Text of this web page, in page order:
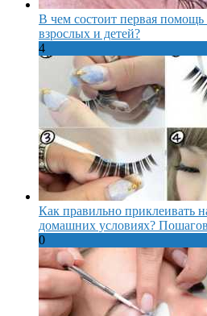
В чем состоит первая
взрослых и детей?
4
Как правильно приклеивать
домашних условиях?
0